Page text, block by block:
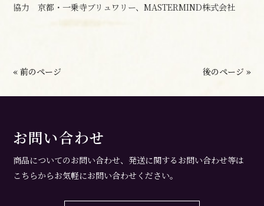
協力 京都・一乗寺ブリュワリー、MASTERMIND株式会社
« 前のページ 後のページ »
お問い合わせ
商品についてのお問い合わせ、発送に関するお問い合わせ等は
こちらからお気軽にお問い合わせください。